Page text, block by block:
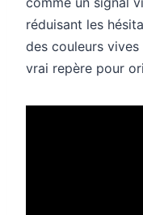
réduisant les
des couleurs
vrai repère pour